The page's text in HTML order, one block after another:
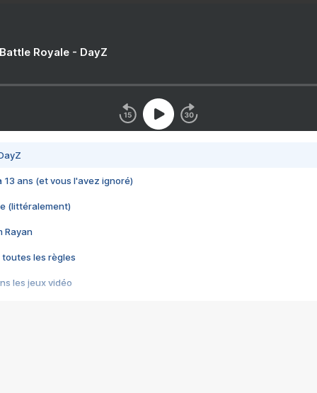
Royale - DayZ
13 ans (et vous l'avez ignoré)
(littéralement)
Rayan
toutes les règles
les jeux vidéo